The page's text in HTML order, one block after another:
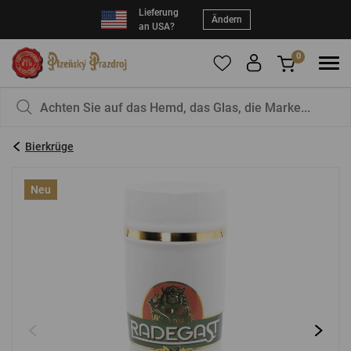
Lieferung
an USA?
Ändern
registrieren Sie sich
EINLOGGEN
Vergessenes Passwort Neue Registrierung
0
Bierkrüge
Neu